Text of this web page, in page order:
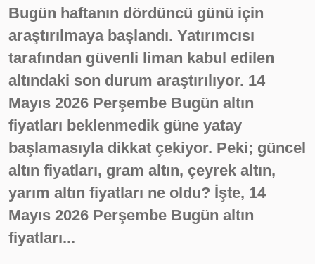
Bugün haftanın dördüncü günü için
araştırılmaya başlandı. Yatırımcısı
tarafından güvenli liman kabul edilen
altındaki son durum araştırılıyor. 14
Mayıs 2026 Perşembe Bugün altın
fiyatları beklenmedik güne yatay
başlamasıyla dikkat çekiyor. Peki; güncel
altın fiyatları, gram altın, çeyrek altın,
yarım altın fiyatları ne oldu? İşte, 14
Mayıs 2026 Perşembe Bugün altın
fiyatları...